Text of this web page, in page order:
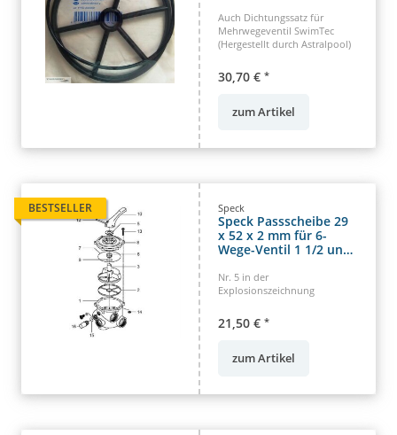
Auch Dichtungssatz für
Mehrwegeventil SwimTec
(Hergestellt durch Astralpool)
30,70 € *
zum Artikel
BESTSELLER Speck
Speck Passscheibe 29
x 52 x 2 mm für 6-
Wege-Ventil 1 1/2 und
Teil Nr. 5
Nr. 5 in der
Explosionszeichnung
21,50 € *
zum Artikel